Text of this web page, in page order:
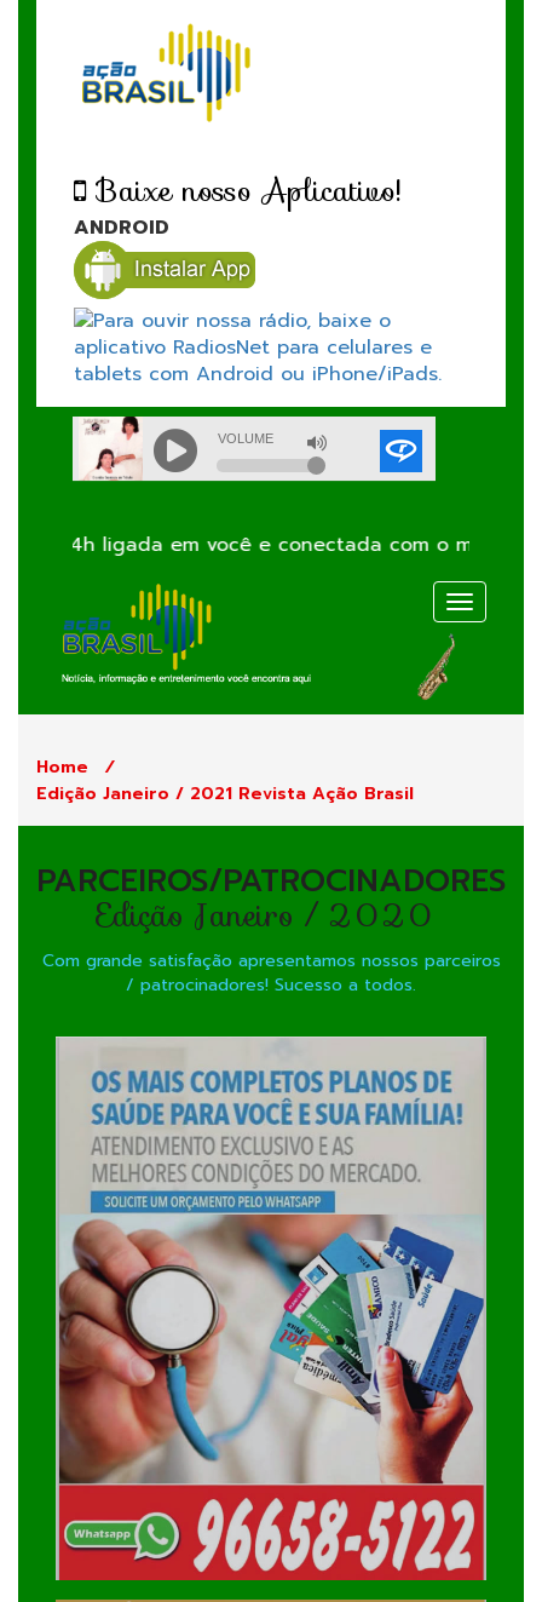
Baixe nosso Aplicativo!
ANDROID
ligada em você e conectada com o mundo. Venha
Toggle
Home
/
Edição Janeiro / 2021 Revista Ação Brasil
PARCEIROS/PATROCINADORES
Edição Janeiro / 2020
Com grande satisfação apresentamos nossos parceiros
/ patrocinadores! Sucesso a todos.